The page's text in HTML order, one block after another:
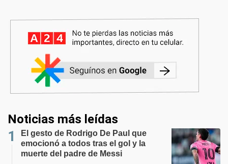
Noticias más leídas
El gesto de Rodrigo De Paul que
emocionó a todos tras el gol y la
muerte del padre de Messi